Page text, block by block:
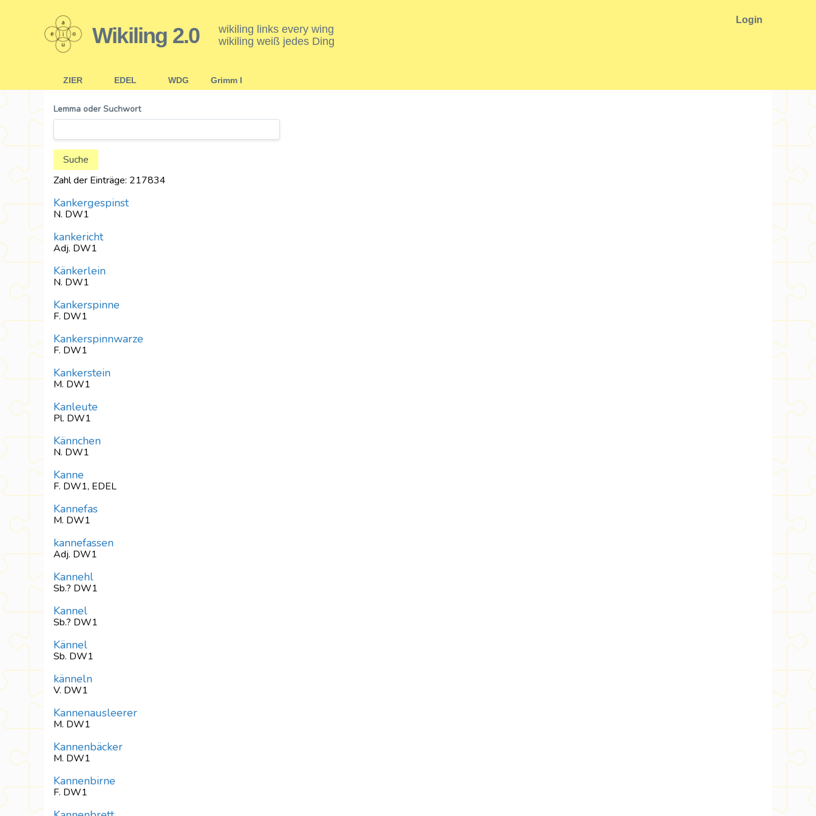
Wikiling 2.0
wikiling links every wing
wikiling weiß jedes Ding
Login
ZIER EDEL WDG Grimm I
Lemma oder Suchwort
Zahl der Einträge: 217834
Kankergespinst
N. DW1
kankericht
Adj. DW1
Känkerlein
N. DW1
Kankerspinne
F. DW1
Kankerspinnwarze
F. DW1
Kankerstein
M. DW1
Kanleute
Pl. DW1
Kännchen
N. DW1
Kanne
F. DW1, EDEL
Kannefas
M. DW1
kannefassen
Adj. DW1
Kannehl
Sb.? DW1
Kannel
Sb.? DW1
Kännel
Sb. DW1
känneln
V. DW1
Kannenausleerer
M. DW1
Kannenbäcker
M. DW1
Kannenbirne
F. DW1